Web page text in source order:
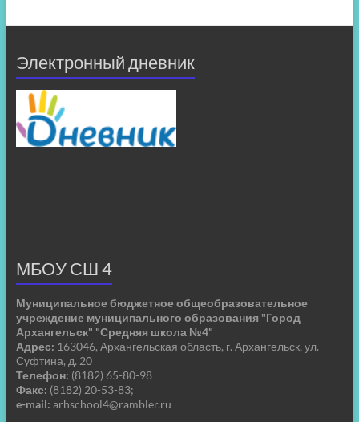
Электронный дневник
МБОУ СШ 4
Муниципальное бюджетное общеобразовательное
учреждение муниципального образования "Город
Архангельск" "Средняя школа №4"
Адрес: 163046, Архангельская область, г. Архангельск, ул.
Суфтина, д. 20
Телефон: (8182) 65-80-98
Факс: (8182) 20-53-83;
e-mail: arhschool4@rambler.ru